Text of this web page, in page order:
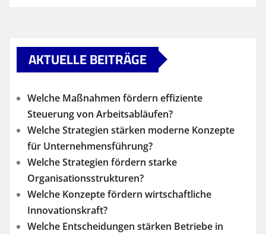
AKTUELLE BEITRÄGE
Welche Maßnahmen fördern effiziente
Steuerung von Arbeitsabläufen?
Welche Strategien stärken moderne Konzepte
für Unternehmensführung?
Welche Strategien fördern starke
Organisationsstrukturen?
Welche Konzepte fördern wirtschaftliche
Innovationskraft?
Welche Entscheidungen stärken Betriebe in